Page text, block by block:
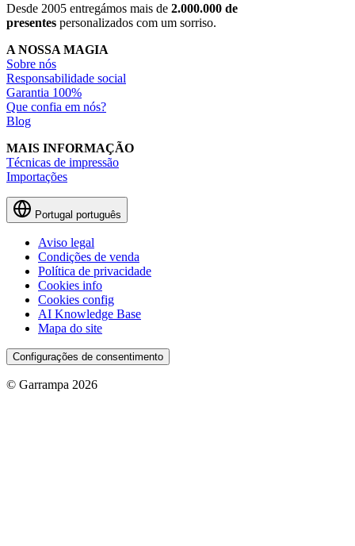
Desde 2005 entregámos mais de 2.000.000 de
presentes personalizados com um sorriso.
A NOSSA MAGIA
Sobre nós
Responsabilidade social
Garantia 100%
Que confia em nós?
Blog
MAIS INFORMAÇÃO
Técnicas de impressão
Importações
Portugal português
Aviso legal
Condições de venda
Política de privacidade
Cookies info
Cookies config
AI Knowledge Base
Mapa do site
Configurações de consentimento
© Garrampa 2026